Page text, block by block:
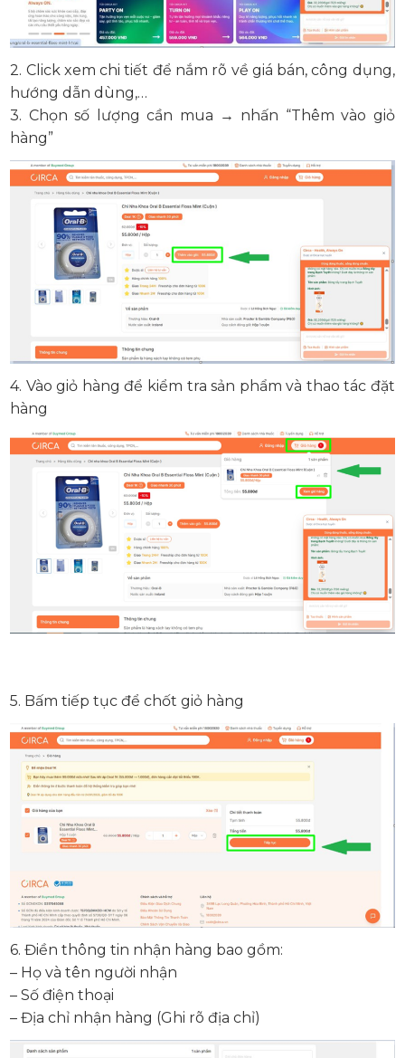
2. Click xem chi tiết để nắm rõ về giá bán, công dụng,
hướng dẫn dùng,…
3. Chọn số lượng cần mua → nhấn “Thêm vào giỏ
hàng”
4. Vào giỏ hàng để kiểm tra sản phẩm và thao tác đặt
hàng
5. Bấm tiếp tục để chốt giỏ hàng
6. Điền thông tin nhận hàng bao gồm:
– Họ và tên người nhận
– Số điện thoại
– Địa chỉ nhận hàng (Ghi rõ địa chỉ)